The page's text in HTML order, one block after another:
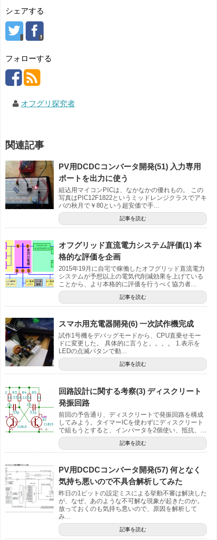
シェアする
フォローする
オフグリ探究者
関連記事
PV用DCDCコンバータ開発(51) 入力専用
ポートを出力に使う
組込用マイコンPICは、なかなかの優れもの。 この
写真はPIC12F1822というミッドレンジクラスでアキ
バの秋月で￥80という超安価で手...
記事を読む
オフグリッド直流電力システム評価(1) 本
格的な評価を企画
2015年19月に自宅で稼働したオフグリッド直流電力
システムが予想以上の電気代削減効果を上げている
ことから、より本格的に評価を行うべく協力者...
記事を読む
スマホ用充電器開発(6) 一次試作機完成
試作1号機をデバッグモードから、CPU直乗せモー
ドに変更した。 具体的に言うと。。。。 1.表示を
LEDの点滅パタンで動...
記事を読む
回路設計に関する考察(3) ディスクリート
発振回路
前回の予告通り、ディスクリートで発振回路を構成
してみよう。タイマーICを使わずにディスクリート
で組もうとすると、インバータを2個使い、抵抗、...
記事を読む
PV用DCDCコンバータ開発(57) 何となく
気持ち悪いので不具合解析してみた
昨日の1ビットの設定ミスによる挙動不審は解決した
が、なぜ、あのような不可解な現象が起きたのか。
放っておくのも気持ち悪いので、原因を解析して
み...
記事を読む